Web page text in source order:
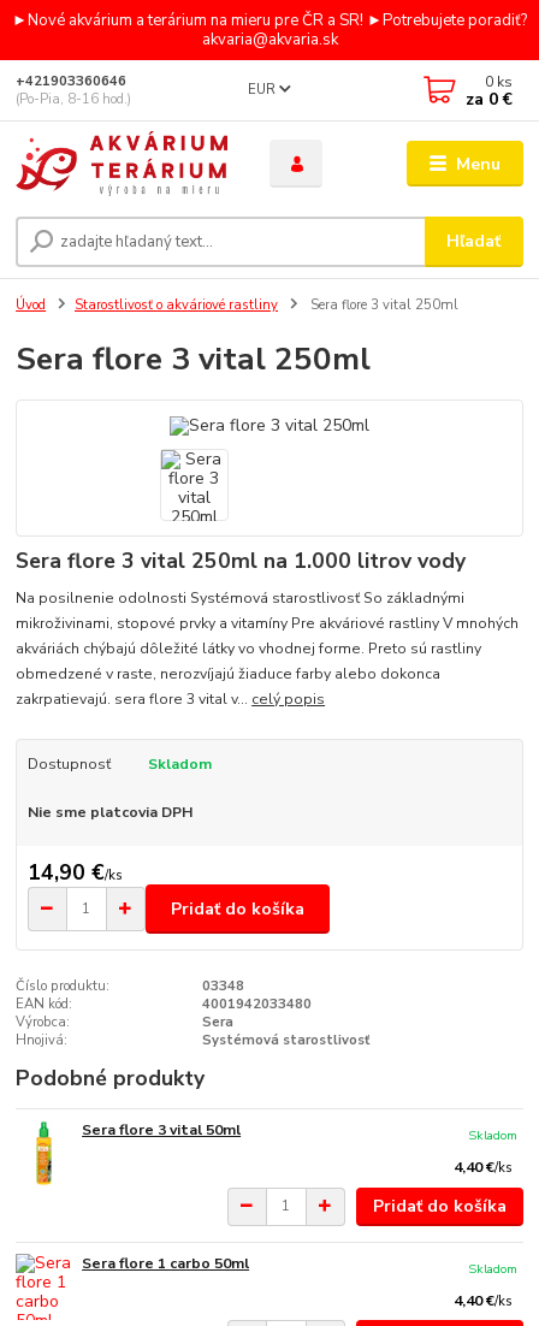
►Nové akvárium a terárium na mieru pre ČR a SR! ►Potrebujete poradiť?
akvaria@akvaria.sk
Menu
EUR
Hľadať
+421903360646
(Po-Pia, 8-16 hod.)
0 ks
za 0 €
Úvod Starostlivosť o akváriové rastliny Sera flore 3 vital 250ml
Sera flore 3 vital 250ml
Sera flore 3 vital 250ml na 1.000 litrov vody
Na posilnenie odolnosti Systémová starostlivosť So základnými
mikroživinami, stopové prvky a vitamíny Pre akváriové rastliny V mnohých
akváriách chýbajú dôležité látky vo vhodnej forme. Preto sú rastliny
obmedzené v raste, nerozvíjajú žiaduce farby alebo dokonca
zakrpatievajú. sera flore 3 vital v... celý popis
Dostupnosť Skladom
Nie sme platcovia DPH
14,90 €/ks
Pridať do košíka
Číslo produktu:
03348
EAN kód:
4001942033480
Výrobca:
Sera
Hnojivá:
Systémová starostlivosť
Podobné produkty
Sera flore 3 vital 50ml
4,40 €/ks
Skladom
Pridať do košíka
Sera flore 1 carbo 50ml
4,40 €/ks
Skladom